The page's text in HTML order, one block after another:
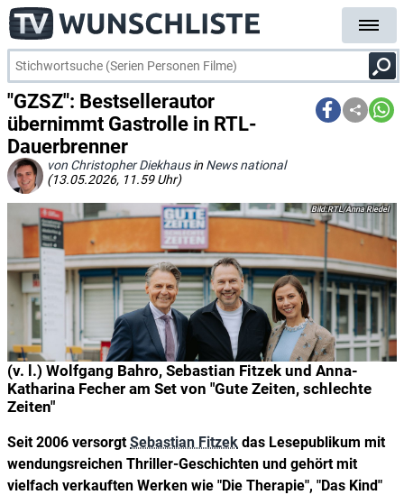
"GZSZ": Bestsellerautor
übernimmt Gastrolle in RTL-
Dauerbrenner
von Christopher Diekhausin News national
(13.05.2026, 11.59 Uhr)
(v. l.) Wolfgang Bahro, Sebastian Fitzek und Anna-
Katharina Fecher am Set von "Gute Zeiten, schlechte
Zeiten"
RTL/Anna Riedel
Seit 2006 versorgtSebastian Fitzek das Lesepublikum mit
wendungsreichen Thriller-Geschichten und gehört mit
vielfach verkauften Werken wie "Die Therapie", "Das Kind"